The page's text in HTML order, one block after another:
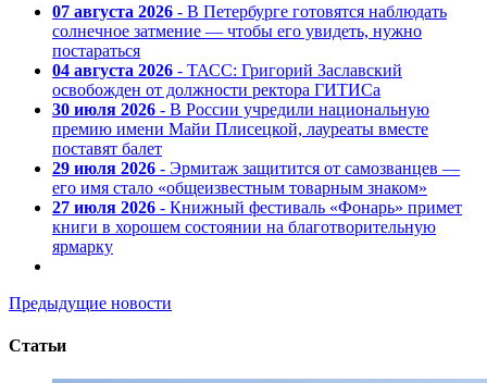
07 августа 2026 - В Петербурге готовятся наблюдать
солнечное затмение — чтобы его увидеть, нужно
постараться
04 августа 2026 - ТАСС: Григорий Заславский
освобожден от должности ректора ГИТИСа
30 июля 2026 - В России учредили национальную
премию имени Майи Плисецкой, лауреаты вместе
поставят балет
29 июля 2026 - Эрмитаж защитится от самозванцев —
его имя стало «общеизвестным товарным знаком»
27 июля 2026 - Книжный фестиваль «Фонарь» примет
книги в хорошем состоянии на благотворительную
ярмарку
Предыдущие новости
Статьи